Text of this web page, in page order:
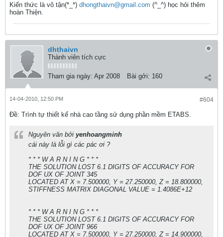
Kiến thức là vô tận(*_*) dhongthaivn@gmail.com (^_^) học hỏi thêm
hoàn Thiện.
dhthaivn
Thành viên tích cực
Tham gia ngày: Apr 2008 Bài gởi: 160
#604
14-04-2010, 12:50 PM
Ðề: Trình tự thiết kế nhà cao tầng sử dụng phần mềm ETABS.
Nguyên văn bởi yenhoangminh
cái này là lỗi gì các pác ơi ?
* * * W A R N I N G * * *
THE SOLUTION LOST 6.1 DIGITS OF ACCURACY FOR
DOF UX OF JOINT 345
LOCATED AT X = 7.500000, Y = 27.250000, Z = 18.800000,
STIFFNESS MATRIX DIAGONAL VALUE = 1.4086E+12
* * * W A R N I N G * * *
THE SOLUTION LOST 6.1 DIGITS OF ACCURACY FOR
DOF UX OF JOINT 966
LOCATED AT X = 7.500000, Y = 27.250000, Z = 14.900000,